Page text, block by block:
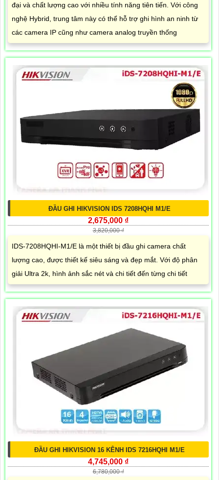
đại và chất lượng cao với nhiều tính năng tiên tiến. Với công
nghệ Hybrid, trung tâm này có thể hỗ trợ ghi hình an ninh từ
các camera IP cũng như camera analog truyền thống
ĐẦU GHI HIKVISION IDS 7208HQHI M1/E
2,675,000 ₫
3,820,000 ₫
IDS-7208HQHI-M1/E là một thiết bị đầu ghi camera chất
lượng cao, được thiết kế siêu sáng và đẹp mắt. Với độ phân
giải Ultra 2k, hình ảnh sắc nét và chi tiết đến từng chi tiết
ĐẦU GHI HIKVISION 16 KÊNH IDS 7216HQHI M1/E
4,745,000 ₫
6,780,000 ₫